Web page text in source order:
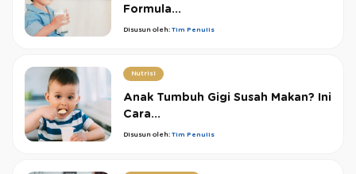
Formula...
Disusun oleh: Tim Penulis
Nutrisi
Anak Tumbuh Gigi Susah Makan? Ini
Cara...
Disusun oleh: Tim Penulis